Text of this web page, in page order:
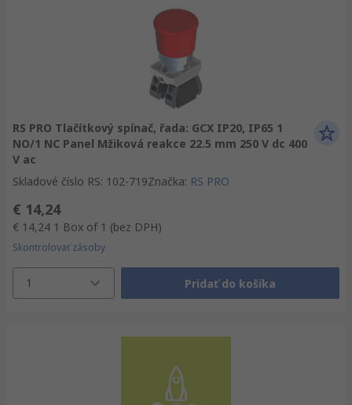
RS PRO Tlačítkový spínač, řada: GCX IP20, IP65 1
NO/1 NC Panel Mžiková reakce 22.5 mm 250 V dc 400
V ac
Skladové číslo RS: 102-719Značka: RS PRO
€ 14,24
€ 14,24 1 Box of 1 (bez DPH)
Skontrolovať zásoby
1 Pridať do košíka